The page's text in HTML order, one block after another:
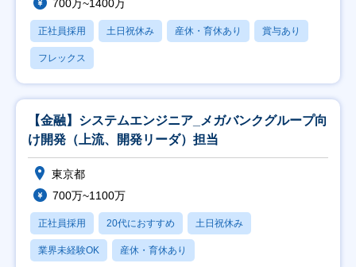
700万~1400万
正社員採用 土日祝休み 産休・育休あり 賞与あり
フレックス
【金融】システムエンジニア_メガバンクグループ向
け開発（上流、開発リーダ）担当
東京都
700万~1100万
正社員採用 20代におすすめ 土日祝休み
業界未経験OK 産休・育休あり